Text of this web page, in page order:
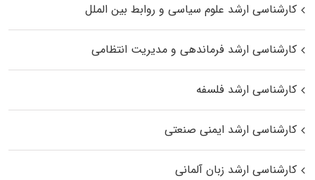
کارشناسی ارشد علوم سیاسی و روابط بین الملل
کارشناسی ارشد فرماندهی و مدیریت انتظامی
کارشناسی ارشد فلسفه
کارشناسی ارشد ایمنی صنعتی
کارشناسی ارشد زبان آلمانی